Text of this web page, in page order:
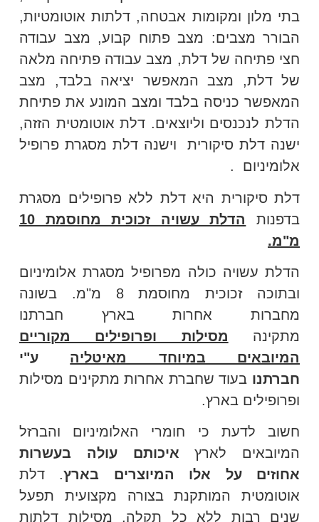
בתי מלון ומקומות אבטחה, דלתות אוטומטיות,
הבורר מצבים: מצב פתוח קבוע, מצב עבודה
חצי פתיחה של דלת, מצב עבודה פתיחה מלאה
של דלת, מצב המאפשר יציאה בלבד, מצב
המאפשר כניסה בלבד ומצב המונע את פתיחת
הדלת לנכנסים וליוצאים. דלת אוטומטית הזזה,
ישנה דלת סיקורית וישנה דלת מסגרת פרופיל
אלומיניום .
דלת סיקורית היא דלת ללא פרופילים מסגרת
בדפנות
הדלת עשויה זכוכית מחוסמת 10
מ"מ.
הדלת עשויה כולה מפרופיל מסגרת אלומיניום
ובתוכה זכוכית מחוסמת 8 מ"מ. בשונה
מחברות אחרות בארץ חברתנו
מתקינה
מסילות ופרופילים מקוריים
המיובאים במיוחד מאיטליהע"י
חברתנובעוד שחברת אחרות מתקינים מסילות
ופרופילים בארץ.
חשוב לדעת כי חומרי האלומיניום והברזל
המיובאים לארץ
איכותם עולה בעשרות
אחוזים על אלו המיוצרים בארץ. דלת
אוטומטית המותקנת בצורה מקצועית תפעל
שנים רבות ללא כל תקלה, מסילות דלתות